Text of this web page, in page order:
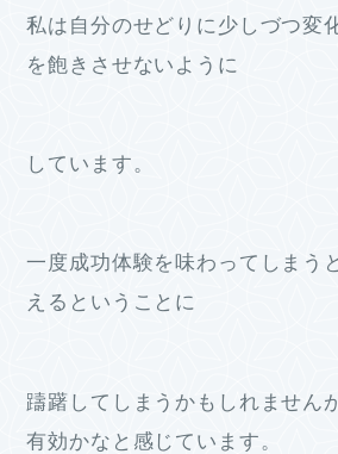
私は自分のせどりに少しづつ変
を飽きさせないように
しています。
一度成功体験を味わってしまう
えるということに
躊躇してしまうかもしれません
有効かなと感じています。